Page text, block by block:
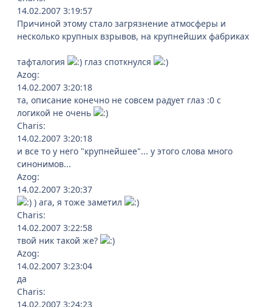
14.02.2007 3:19:57
Причиной этому стало загрязнение атмосферы и
несколько крупных взрывов, на крупнейших фабриках
тафталогия
глаз споткнулся
Azog:
14.02.2007 3:20:18
та, описание конечно не совсем радует глаз :0 с
логикой не очень
Charis:
14.02.2007 3:20:18
и все то у него "крупнейшее"... у этого слова много
синонимов...
Azog:
14.02.2007 3:20:37
) ага, я тоже заметил
Charis:
14.02.2007 3:22:58
твой ник такой же?
Azog:
14.02.2007 3:23:04
да
Charis:
14.02.2007 3:24:23